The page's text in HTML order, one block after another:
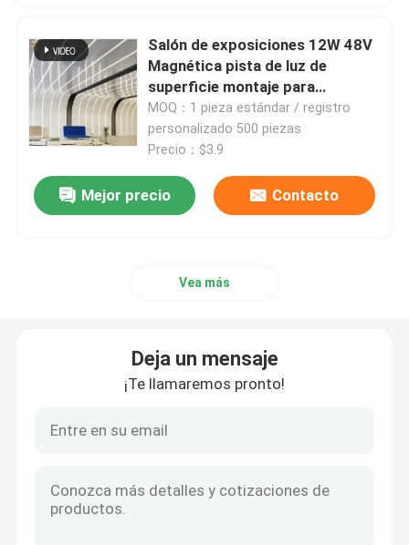
Perfil de aluminio de la ventana
perfiles de aluminio de la protuberancia
Techo de aluminio
Valla de vidrio de aluminio
Perfil de las faldas de aluminio
Profile de aluminio de esquina
Salón de exposiciones 12W 48V
Magnética pista de luz de
superficie montaje para
interiores
MOQ：1 pieza estándar / registro
personalizado 500 piezas
Precio：$3.9
Mejor precio Contacto
Vea más
Deja un mensaje
¡Te llamaremos pronto!